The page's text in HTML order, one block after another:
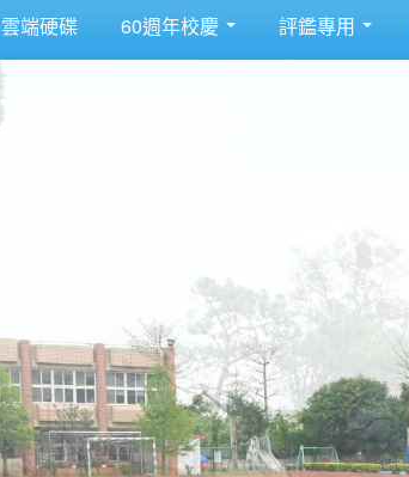
雲端硬碟 60週年校慶 評鑑專用